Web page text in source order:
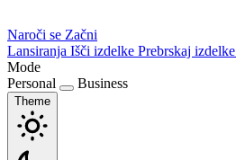
Naroči se Začni
Lansiranja Išči izdelke Prebrskaj izdelke
Mode
Personal
Business
Theme